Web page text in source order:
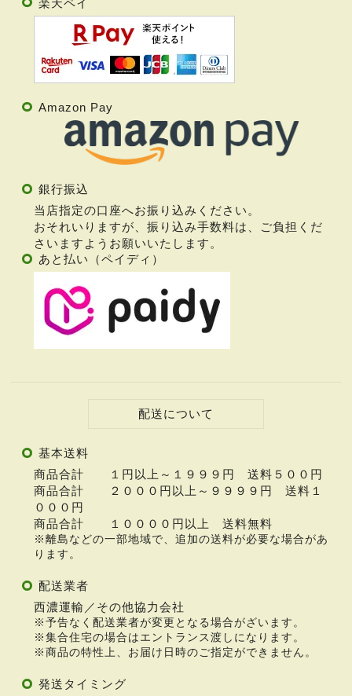
楽天ペイ
Amazon Pay
銀行振込
当店指定の口座へお振り込みください。
おそれいりますが、振り込み手数料は、ご負担くだ
さいますようお願いいたします。
あと払い（ペイディ）
配送について
基本送料
商品合計 １円以上～１９９９円 送料５００円
商品合計 ２０００円以上～９９９９円 送料１
０００円
商品合計 １００００円以上 送料無料
※離島などの一部地域で、追加の送料が必要な場合があ
ります。
配送業者
西濃運輸／その他協力会社
※予告なく配送業者が変更となる場合がざいます。
※集合住宅の場合はエントランス渡しになります。
※商品の特性上、お届け日時のご指定ができません。
発送タイミング